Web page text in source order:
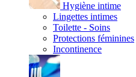
Hygiène intime
Lingettes intimes
Toilette - Soins
Protections féminines
Incontinence